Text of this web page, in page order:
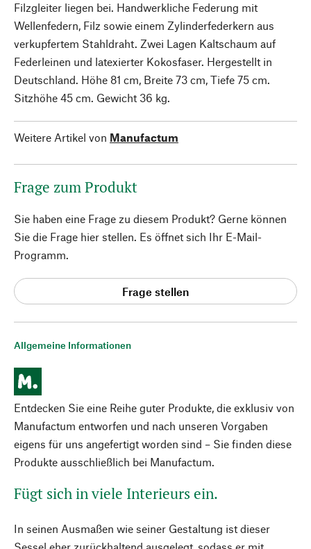
Allgemeine Informationen
Entdecken Sie eine Reihe guter Produkte, die exklusiv von
Manufactum entworfen und nach unseren Vorgaben
eigens für uns angefertigt worden sind – Sie finden diese
Produkte ausschließlich bei Manufactum.
Fügt sich in viele Interieurs ein.
In seinen Ausmaßen wie seiner Gestaltung ist dieser
Filzgleiter liegen bei. Handwerkliche Federung mit
Wellenfedern, Filz sowie einem Zylinderfederkern aus
verkupfertem Stahldraht. Zwei Lagen Kaltschaum auf
Federleinen und latexierter Kokosfaser. Hergestellt in
Deutschland. Höhe 81 cm, Breite 73 cm, Tiefe 75 cm.
Sitzhöhe 45 cm. Gewicht 36 kg.
Weitere Artikel von Manufactum
Frage zum Produkt
Sie haben eine Frage zu diesem Produkt? Gerne können
Sie die Frage hier stellen. Es öffnet sich Ihr E-Mail-
Programm.
Frage stellen